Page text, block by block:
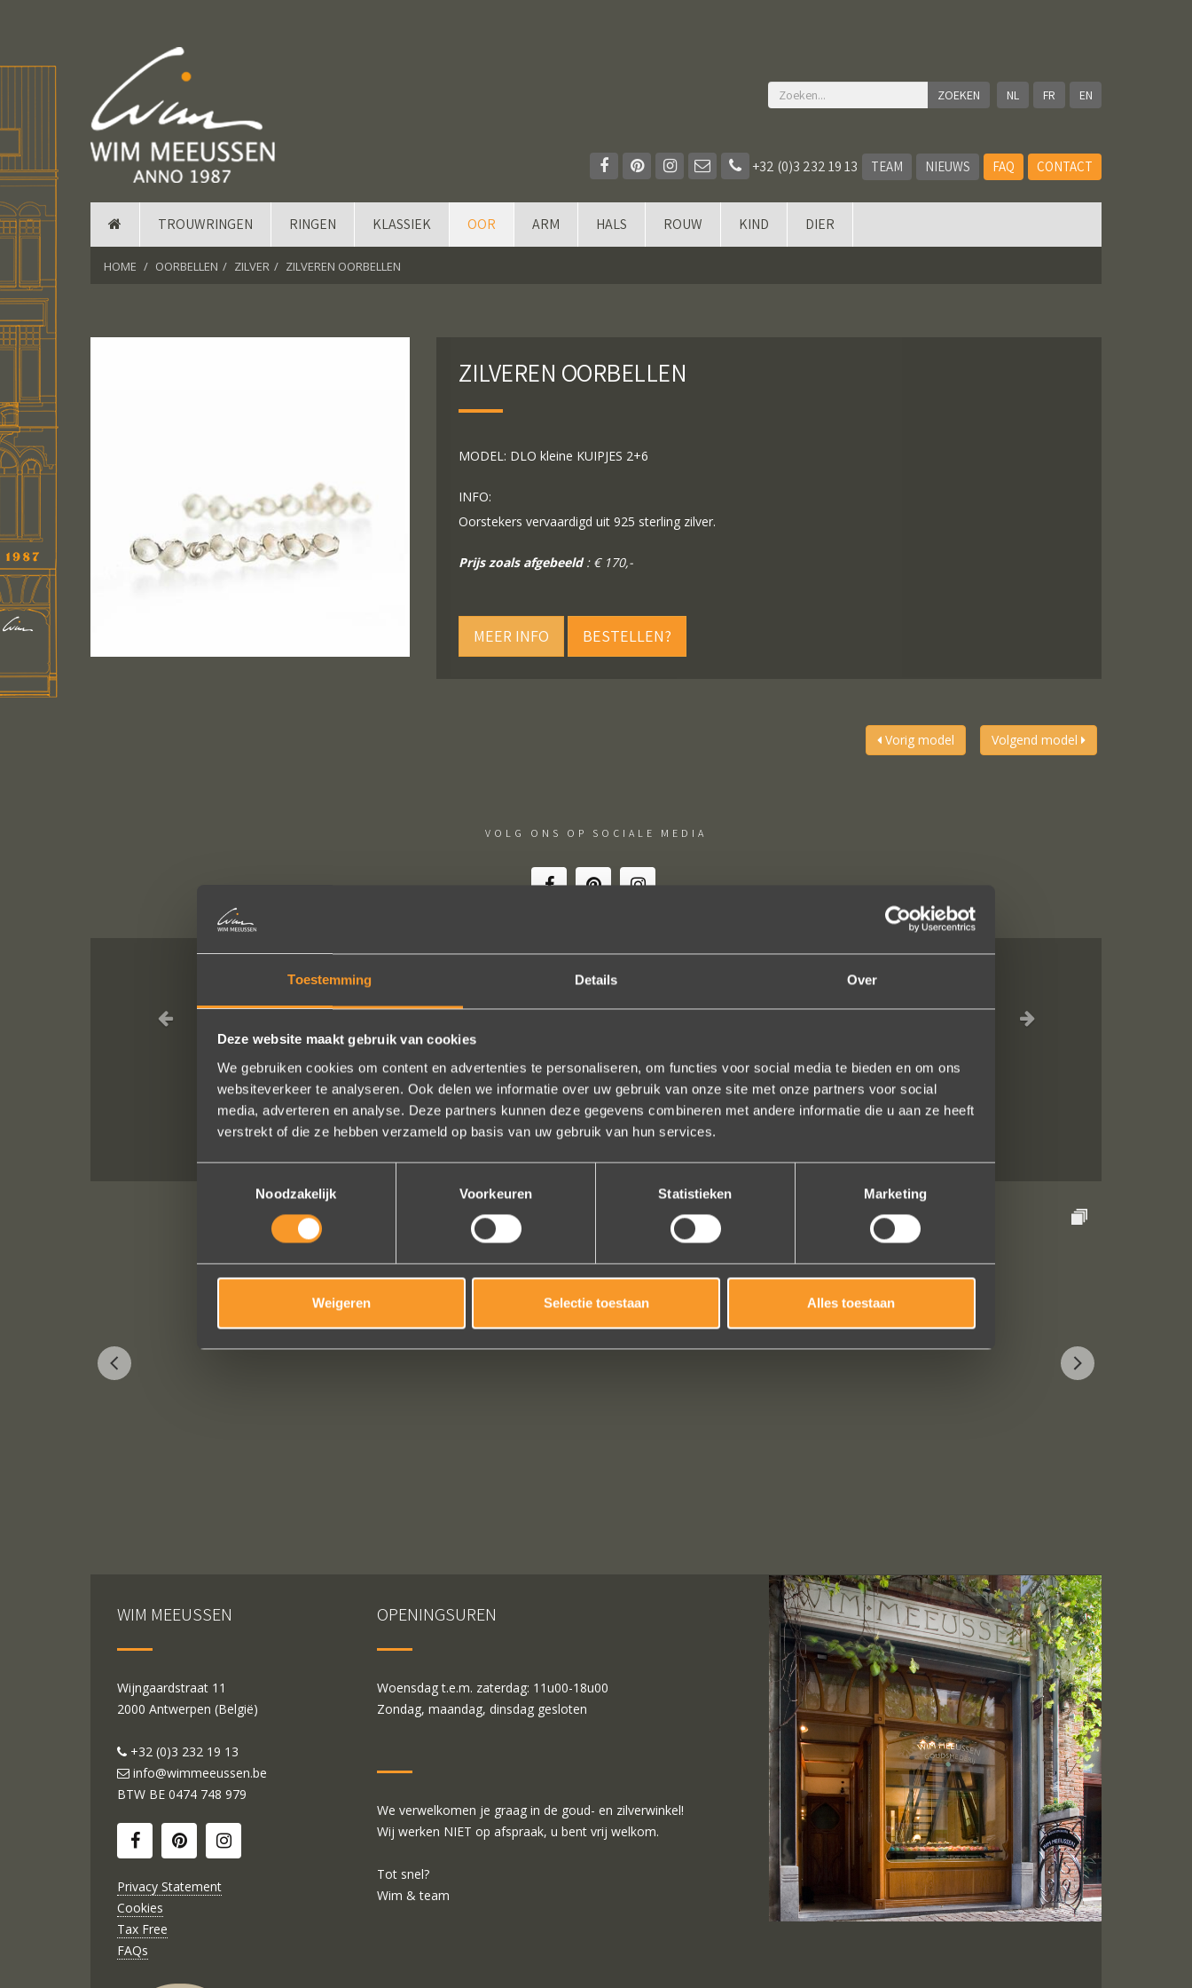
Toestemming Details Over
Deze website maakt gebruik van cookies
We gebruiken cookies om content en advertenties te personaliseren, om functies voor social media te bieden en om ons
websiteverkeer te analyseren. Ook delen we informatie over uw gebruik van onze site met onze partners voor social
media, adverteren en analyse. Deze partners kunnen deze gegevens combineren met andere informatie die u aan ze heeft
verstrekt of die ze hebben verzameld op basis van uw gebruik van hun services.
Noodzakelijk
Voorkeuren Statistieken Marketing
Weigeren Selectie toestaan Alles toestaan
NL FR EN
+32 (0)3 232 19 13 TEAM NIEUWS FAQ CONTACT
TROUWRINGEN RINGEN KLASSIEK OOR ARM HALS ROUW KIND DIER
HOME OORBELLEN ZILVER ZILVEREN OORBELLEN
ZILVEREN OORBELLEN
MODEL: DLO kleine KUIPJES 2+6
INFO:
Oorstekers vervaardigd uit 925 sterling zilver.
Prijs zoals afgebeeld: € 170,-
MEER INFO BESTELLEN?
Vorig model Volgend model
VOLG ONS OP SOCIALE MEDIA
We bestelden online, maar er wordt contact met je onderhouden alsof je in de winkel staat.
Het is eigenlijk een feestje om bij Wim Meeusen sierraden aan te schaffen!
Erik Koopmans
Bekijk al onze reviews
WIM MEEUSSEN
Wijngaardstraat 11
2000 Antwerpen (België)
+32 (0)3 232 19 13
info@wimmeeussen.be
BTW BE 0474 748 979
Privacy Statement
Cookies
Tax Free
FAQs
OPENINGSUREN
Woensdag t.e.m. zaterdag: 11u00-18u00
Zondag, maandag, dinsdag gesloten
We verwelkomen je graag in de goud- en zilverwinkel!
Wij werken NIET op afspraak, u bent vrij welkom.
Tot snel?
Wim & team